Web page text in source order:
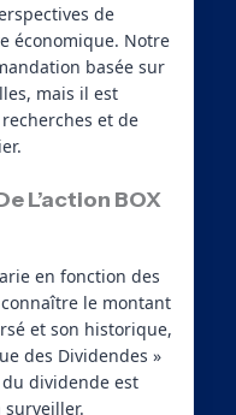
de
économique. Notre
basée sur
mais il est
et de
L’action BOX
en fonction des
le montant
et son historique,
des Dividendes »
dividende est